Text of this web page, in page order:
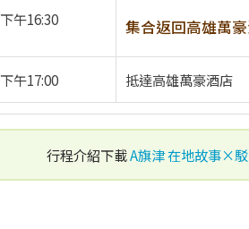
下午16:30 集合返回高雄萬
下午17:00 抵達高雄萬豪酒店
行程介紹下載A旗津 在地故事×